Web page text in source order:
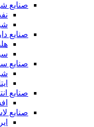
صنایع
صنایع
صنایع
صنایع
صنایع